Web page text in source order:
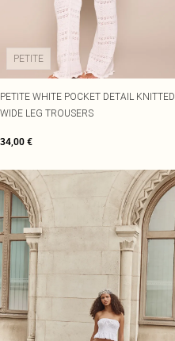
PETITE
PETITE WHITE POCKET DETAIL KNITTED
WIDE LEG TROUSERS
34,00 €